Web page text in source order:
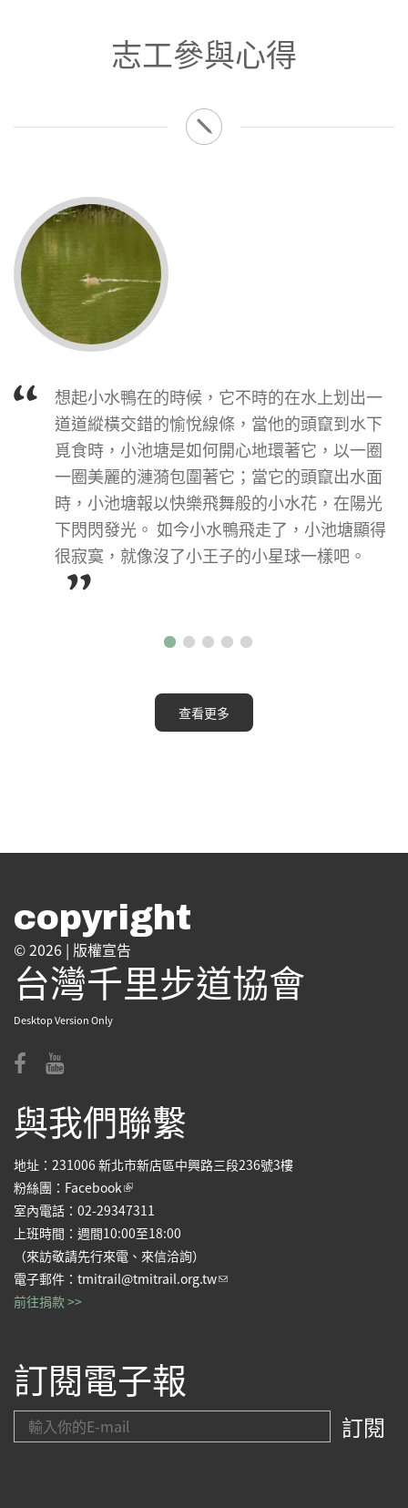
志工參與心得
想起小水鴨在的時候，它不時的在水上划出一
道道縱橫交錯的愉悅線條，當他的頭竄到水下
覓食時，小池塘是如何開心地環著它，以一圈
一圈美麗的漣漪包圍著它；當它的頭竄出水面
時，小池塘報以快樂飛舞般的小水花，在陽光
下閃閃發光。 如今小水鴨飛走了，小池塘顯得
很寂寞，就像沒了小王子的小星球一樣吧。
文／吳茂成（台南市社區大學台江分校執行
長） 歷經八八水災，台江文化促進會、海佃國
小《小台江》及社大台江分校等台江ＮＧＯ團
隊，十五日邀集志工前進林邊鄉仁和村，協助
東港溪保育協會重建家園，五十名志工，二人
泥漿及膝、惡臭的民宅清理乾淨，屋主七十歲
的黃阿嬤，滿臉的愁色，才逐漸化開。
踏查先人的路跡，手作溫柔的修復 --20180414-
0415書院．老路．鹹菜甕：關西渡南古道工作
假期 人生初體驗 參加千里步道的古道修復工作
假期，位於關西的渡南古道分工合作以手作的
方式整出一條人、動植物皆適合的大自然小
徑。 出發 跟淑敏借了許久的背包，終於上肩
了。內裝了睡袋、睡墊、一雙雨鞋、拖鞋，和
兩套換洗衣物、
我覺得做夢是一件有趣的事，白日夢、夜晚隨
夢飛翔、天馬行空地想；我也愛聽人們述說夢
想，欣賞人們眼中閃爍的光芒。這次大南澳小
旅行拜訪的地方，人們有著獨特的夢想，以及
腳踏實地實踐夢想的嘗試和能力。 曾參加手作
台灣這片土地的用心，也引起我對生態小旅行
的想像和好奇。這次的大南澳小旅行，
蘇鈺茹
查看更多
copyright
© 2026 | 版權宣告
台灣千里步道協會
Desktop Version Only
與我們聯繫
地址：231006 新北市新店區中興路三段236號3樓
粉絲團： Facebook(link is external)
室內電話：02-29347311
上班時間：週間10:00至18:00
（來訪敬請先行來電、來信洽詢）
電子郵件： tmitrail@tmitrail.org.tw(link sends e-mail)
前往捐款 >>
訂閱電子報